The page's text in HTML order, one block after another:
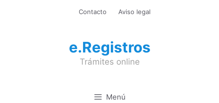
Contacto Aviso legal
e.Registros
Trámites online
Menú